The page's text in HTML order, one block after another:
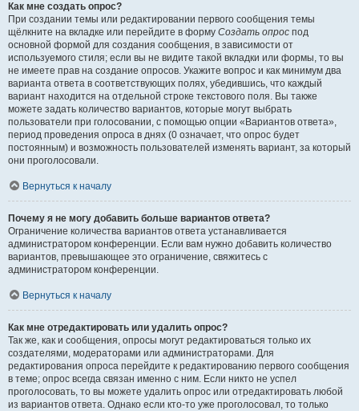
Как мне создать опрос?
При создании темы или редактировании первого сообщения темы
щёлкните на вкладке или перейдите в форму Создать опрос под
основной формой для создания сообщения, в зависимости от
используемого стиля; если вы не видите такой вкладки или формы, то вы
не имеете прав на создание опросов. Укажите вопрос и как минимум два
варианта ответа в соответствующих полях, убедившись, что каждый
вариант находится на отдельной строке текстового поля. Вы также
можете задать количество вариантов, которые могут выбрать
пользователи при голосовании, с помощью опции «Вариантов ответа»,
период проведения опроса в днях (0 означает, что опрос будет
постоянным) и возможность пользователей изменять вариант, за который
они проголосовали.
Вернуться к началу
Почему я не могу добавить больше вариантов ответа?
Ограничение количества вариантов ответа устанавливается
администратором конференции. Если вам нужно добавить количество
вариантов, превышающее это ограничение, свяжитесь с
администратором конференции.
Вернуться к началу
Как мне отредактировать или удалить опрос?
Так же, как и сообщения, опросы могут редактироваться только их
создателями, модераторами или администраторами. Для
редактирования опроса перейдите к редактированию первого сообщения
в теме; опрос всегда связан именно с ним. Если никто не успел
проголосовать, то вы можете удалить опрос или отредактировать любой
из вариантов ответа. Однако если кто-то уже проголосовал, то только